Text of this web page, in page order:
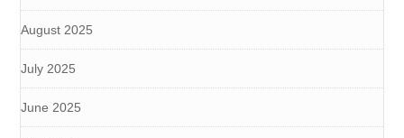
August 2025
July 2025
June 2025